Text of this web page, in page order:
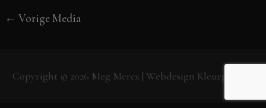
← Vorige Media
Copyright © 2026 Meg Mercx | Webdesign Kleurpunt.nl